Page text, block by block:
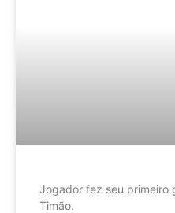
Jogador fez seu primeiro
Timão.